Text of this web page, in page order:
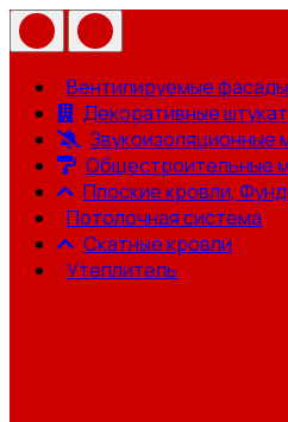
Вентилируемые фасады
Декоративные
Звукоизоляционные
Общестроительные
Плоские кровли,
Потолочная система
Скатные кровли
Утеплитель